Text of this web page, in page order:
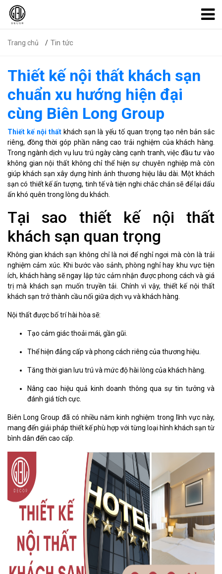
Trang chủ Tin tức
Thiết kế nội thất khách sạn
chuẩn xu hướng hiện đại
cùng Biên Long Group
Thiết kế nội thất khách sạn là yếu tố quan trọng tạo nên bản sắc
riêng, đồng thời góp phần nâng cao trải nghiệm của khách hàng.
Trong ngành dịch vụ lưu trú ngày càng cạnh tranh, việc đầu tư vào
không gian nội thất không chỉ thể hiện sự chuyên nghiệp mà còn
giúp khách sạn xây dựng hình ảnh thương hiệu lâu dài. Một khách
sạn có thiết kế ấn tượng, tinh tế và tiện nghi chắc chắn sẽ để lại dấu
ấn khó quên trong lòng du khách.
Tại sao thiết kế nội thất
khách sạn quan trọng
Không gian khách sạn không chỉ là nơi để nghỉ ngơi mà còn là trải
nghiệm cảm xúc. Khi bước vào sảnh, phòng nghỉ hay khu vực tiện
ích, khách hàng sẽ ngay lập tức cảm nhận được phong cách và giá
trị mà khách sạn muốn truyền tải. Chính vì vậy, thiết kế nội thất
khách sạn trở thành cầu nối giữa dịch vụ và khách hàng.
Nội thất được bố trí hài hòa sẽ:
Tạo cảm giác thoải mái, gần gũi.
Thể hiện đẳng cấp và phong cách riêng của thương hiệu.
Tăng thời gian lưu trú và mức độ hài lòng của khách hàng.
Nâng cao hiệu quả kinh doanh thông qua sự tin tưởng và
đánh giá tích cực.
Biên Long Group đã có nhiều năm kinh nghiệm trong lĩnh vực này,
mang đến giải pháp thiết kế phù hợp với từng loại hình khách sạn từ
bình dân đến cao cấp.